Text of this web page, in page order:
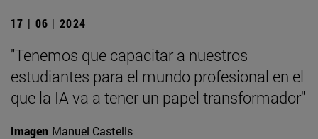
17 | 06 | 2024
"Tenemos que capacitar a nuestros
estudiantes para el mundo profesional en el
que la IA va a tener un papel transformador"
Imagen Manuel Castells